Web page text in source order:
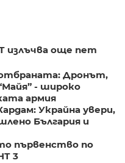
излъчва още пет
Дронът,
- широко
армия
Украйна увери,
България и
първенство по
3